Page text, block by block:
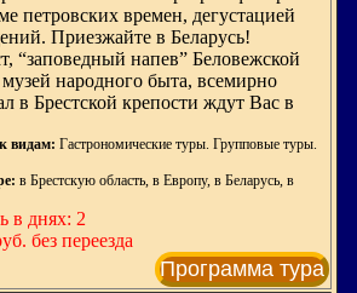
петровских времен, дегустацией
Приезжайте в Беларусь!
“заповедный напев” Беловежской
народного быта, всемирно
в Брестской крепости ждут Вас в
видам: Гастрономические туры. Групповые туры.
в Брестскую область, в Европу, в Беларусь, в
в днях: 2
без переезда
Программа тура